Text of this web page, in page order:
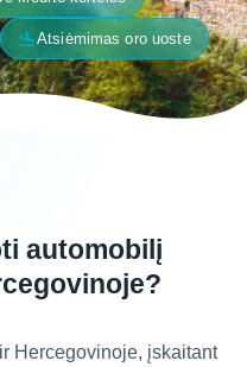
flight_landAtsiėmimas oro uoste
automobilį
Hercegovinoje, įskaitant